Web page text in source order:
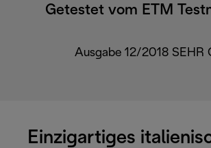
Getestet vom ETM
Ausgabe 12/2018 SEHR
Einzigartiges